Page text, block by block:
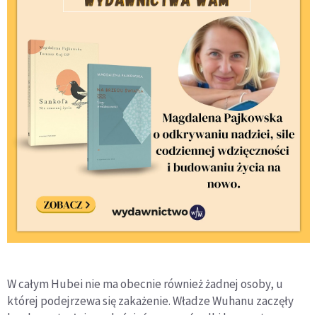
W całym Hubei nie ma obecnie również żadnej osoby, u
której podejrzewa się zakażenie. Władze Wuhanu zaczęły